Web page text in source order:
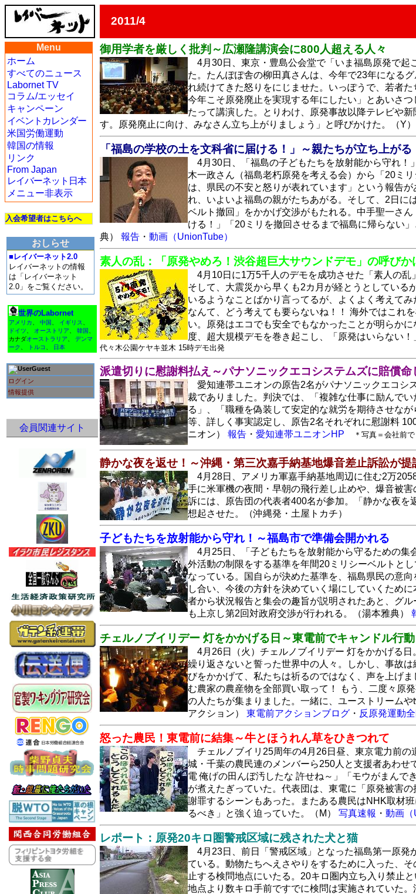
2011/4
Menu
ホーム
すべてのニュース
Labornet TV
コラム/エッセイ
キャンペーン
イベントカレンダー
米国労働運動
韓国の情報
リンク
From Japan
レイバーネット日本
メニュー非表示
入会希望者はこちらへ
おしらせ
■レイバーネット2.0
レイバーネットの情報
は「レイバーネット
2.0」をご覧ください。
世界のLabornet
アメリカ 中国 イギリス
ドイツ
オーストリア 韓国
カナダオーストラリア
デンマ
ーク
トルコ 日本
Guest
ログイン
情報提供
会員関連サイト
御用学者を厳しく批判～広瀬隆講演会に800人超える人々
4月30日、東京・豊島公会堂で「いま福島原発で
た。たんぽぽ舎の柳田真さんは、今年で23年になる
れ続けてきた怒りをにじませた。いっぽうで、若者
今年こそ原発廃止を実現する年にしたい」とあいさ
たって講演した。とりわけ、原発事故以降テレビや
す。原発廃止に向け、みなさん立ち上がりましょう」と呼びかけた。（Y）
「福島の学校の土を文科省に届ける！」～親たちが立ち上がる
4月30日、「福島の子どもたちを放射能から守れ
木一政さん（福島老朽原発を考える会）から「20ミ
は、県民の不安と怒りが表れています」という報告
れ、いよいよ福島の親がたちあがる。そして、2日に
ベルト撤回」をかかげ交渉がもたれる。中手聖一さ
ける！」「20ミリを撤回させるまで福島に帰らない
典） 報告 ・ 動画（UnionTube）
素人の乱：「原発やめろ！渋谷超巨大サウンドデモ」の呼びか
4月10日に1万5千人のデモを成功させた「素人の
そして、大震災から早くも2カ月が経とうとしている
いるようなことばかり言ってるが、よくよく考えて
なんて、どう考えても要らないね！！ 海外ではこれ
い。原発はエコでも安全でもなかったことが明らか
度、超大規模デモを巻き起こし、「原発はいらない
代々木公園ケヤキ並木 15時デモ出発
派遣切りに慰謝料払え～パナソニックエコシステムズに賠償命
愛知連帯ユニオンの原告2名がパナソニックエコシ
裁でありました。判決では、「複雑な仕事に励んで
る」、「職種を偽装して安定的な就労を期待させな
等、詳しく事実認定し、原告2名それぞれに慰謝料
ニオン） 報告 ・ 愛知連帯ユニオンHP ＊写真＝会社前
静かな夜を返せ！～沖縄・第三次嘉手納基地爆音差止訴訟が提
4月28日、アメリカ軍嘉手納基地周辺に住む2万
手に米軍機の夜間・早朝の飛行差し止めや、爆音被
訴には、原告団の代表者400名が参加。「静かな夜
想起させた。（沖縄発・土屋トカチ）
子どもたちを放射能から守れ！～福島市で準備会開かれる
4月25日、「子どもたちを放射能から守るための
外活動の制限をする基準を年間20ミリシーベルトと
なっている。国自らが決めた基準を、福島県民の意
し合い、今後の方針を決めていく場にしていくため
者から状況報告と集会の趣旨が説明されたあと、グ
も上京し第2回対政府交渉が行われる。（湯本雅典）
チェルノブイリデー 灯をかかげる日～東電前でキャンドル行動
4月26日（火）チェルノブイリデー 灯をかかげる
繰り返さないと誓った世界中の人々。しかし、事故
びをかかげて、私たちは祈るのではなく、声を上げ
む農家の農産物を全部買い取って！ もう、二度々原
の人たちが集まりました。一緒に、ユーストリーム
アクション） 東電前アクションブログ ・ 反原発運動
怒った農民！東電前に結集～牛とほうれん草をひきつれて
チェルノブイリ25周年の4月26日昼、東京電力前
城・千葉の農民連のメンバーら250人と支援者あわ
電 俺げの田んぼ汚したな 許せね～」「モウがまんで
が煮えたぎっていた。代表団は、東電に「原発被害
謝罪するシーンもあった。またある農民はNHK取材
るべき」と強く迫っていた。（M） 写真速報 ・ 動画（
レポート：原発20キロ圏警戒区域に残された犬と猫
4月23日、前日「警戒区域」となった福島第一原
ている。動物たちへえさやりをするために入った、
止する検問地点にいたる。20キロ圏内立ち入り禁止
地点より数キロ手前ですでに検問は実施されていた